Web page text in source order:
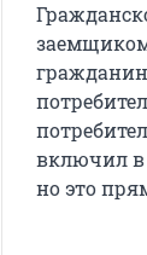
включил в
но это